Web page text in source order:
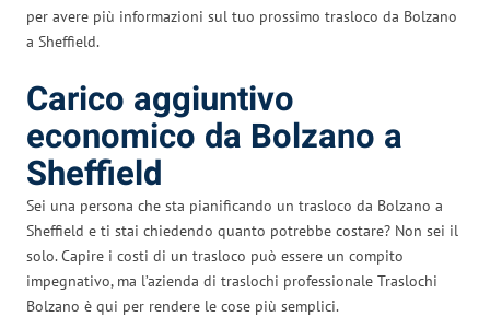
per avere più informazioni sul tuo prossimo trasloco da Bolzano
a Sheffield.
Carico aggiuntivo
economico da Bolzano a
Sheffield
Sei una persona che sta pianificando un trasloco da Bolzano a
Sheffield e ti stai chiedendo quanto potrebbe costare? Non sei il
solo. Capire i costi di un trasloco può essere un compito
impegnativo, ma l’azienda di traslochi professionale Traslochi
Bolzano è qui per rendere le cose più semplici.